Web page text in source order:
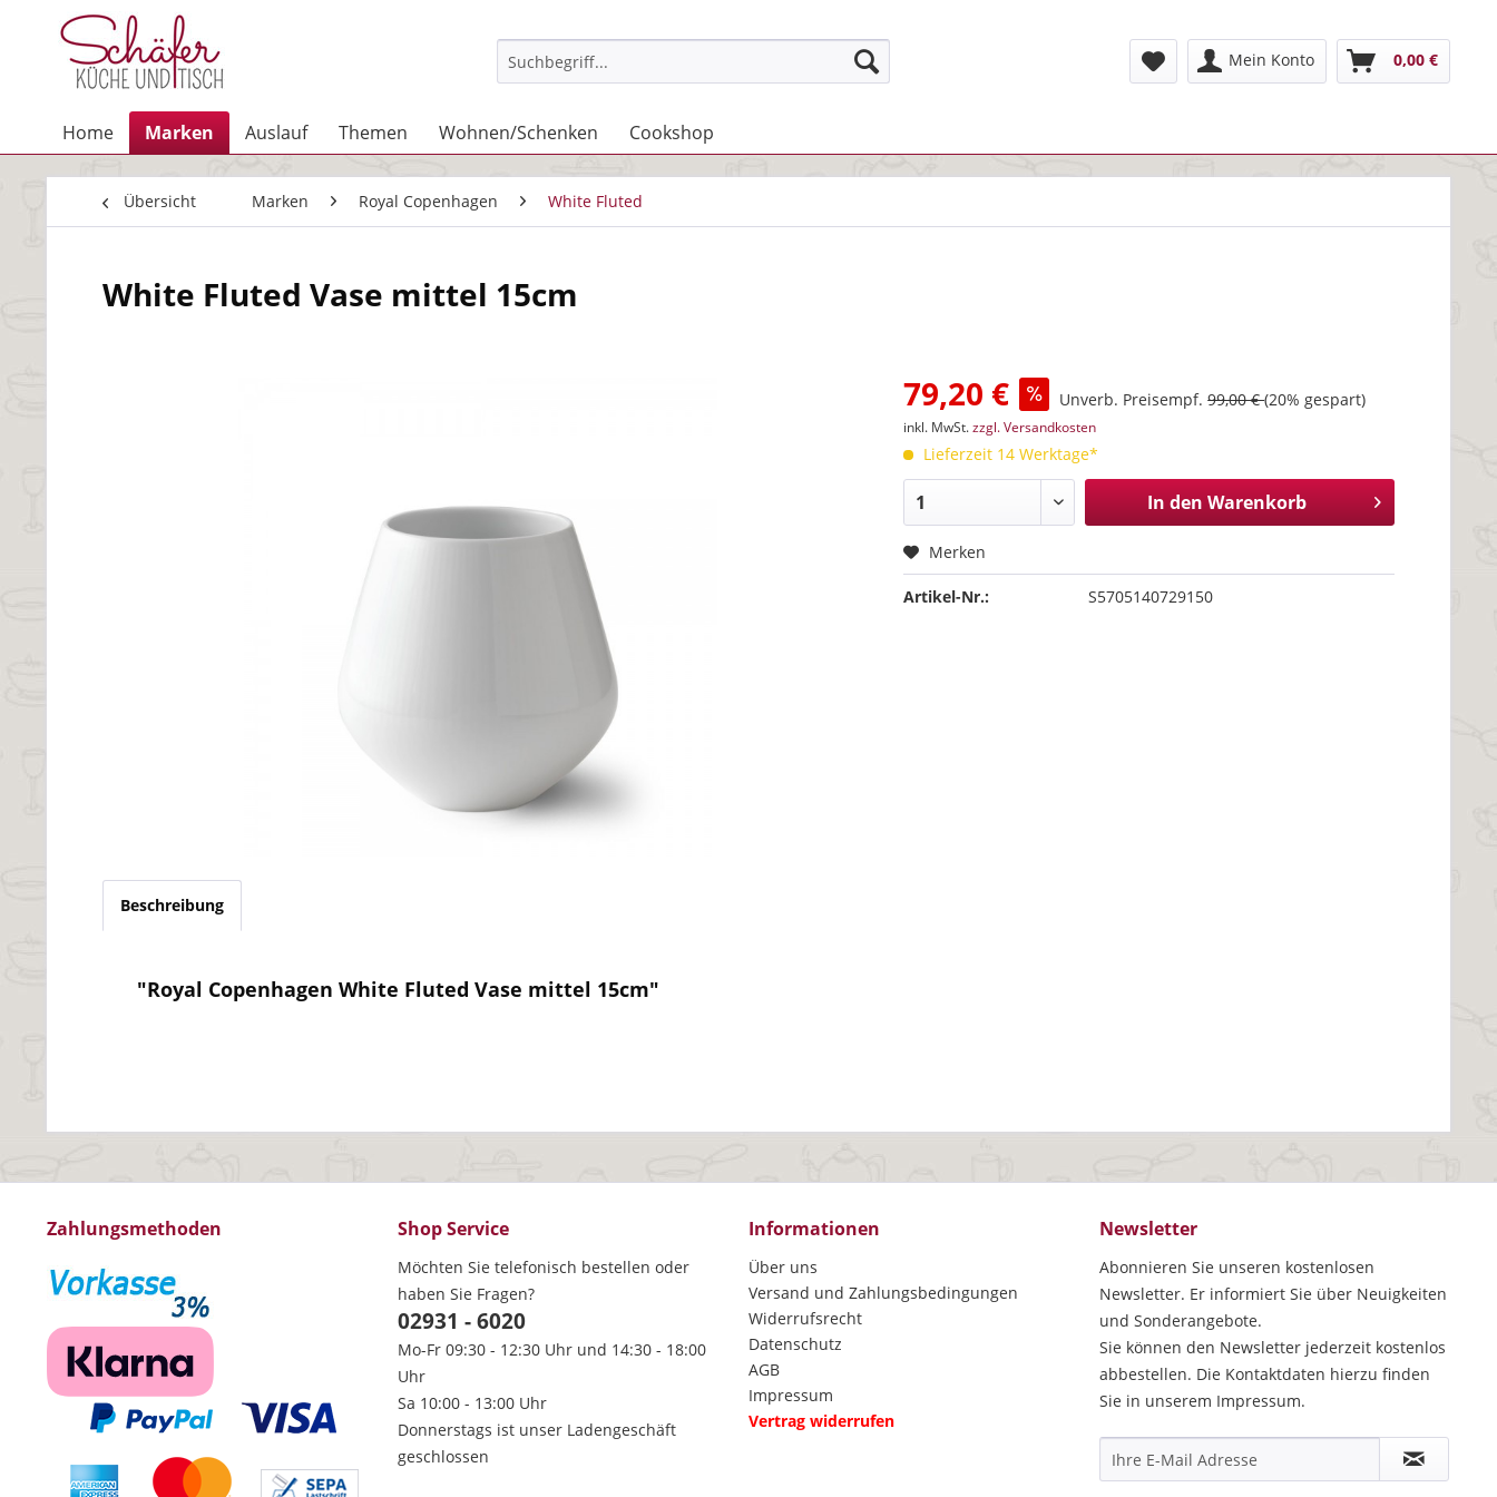
Mein Konto 0,00 €
Home Marken Auslauf Themen Wohnen/Schenken Cookshop
Übersicht Marken Royal Copenhagen White Fluted
White Fluted Vase mittel 15cm
79,20 € Unverb. Preisempf.99,00 €(20% gespart)
inkl. MwSt.zzgl. Versandkosten
Lieferzeit 14 Werktage*
In den Warenkorb
Merken
Artikel-Nr.: S5705140729150
Beschreibung
"Royal Copenhagen White Fluted Vase mittel 15cm"
Zahlungsmethoden Shop Service
Möchten Sie telefonisch bestellen oder
haben Sie Fragen?
02931 - 6020
Mo-Fr 09:30 - 12:30 Uhr und 14:30 - 18:00
Uhr
Sa 10:00 - 13:00 Uhr
Donnerstags ist unser Ladengeschäft
geschlossen
Informationen
Über uns
Versand und Zahlungsbedingungen
Widerrufsrecht
Datenschutz
AGB
Impressum
Vertrag widerrufen
Newsletter
Abonnieren Sie unseren kostenlosen
Newsletter. Er informiert Sie über Neuigkeiten
und Sonderangebote.
Sie können den Newsletter jederzeit kostenlos
abbestellen. Die Kontaktdaten hierzu finden
Sie in unserem Impressum.